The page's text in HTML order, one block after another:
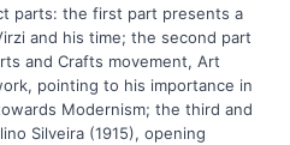
parts: the first part presents a
and his time; the second part
and Crafts movement, Art
pointing to his importance in
Modernism; the third and
Silveira (1915), opening